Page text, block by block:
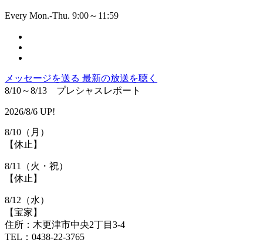
Every Mon.-Thu. 9:00～11:59
メッセージを送る 最新の放送を聴く
8/10～8/13 プレシャスレポート
2026/8/6 UP!
8/10（月）
【休止】
8/11（火・祝）
【休止】
8/12（水）
【宝家】
住所：木更津市中央2丁目3-4
TEL：0438-22-3765